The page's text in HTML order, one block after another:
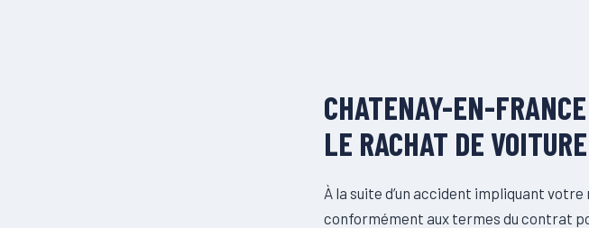
CHATENAY-EN-
LE RACHAT DE
À la suite d’un accident impliquant
conformément aux termes du contrat